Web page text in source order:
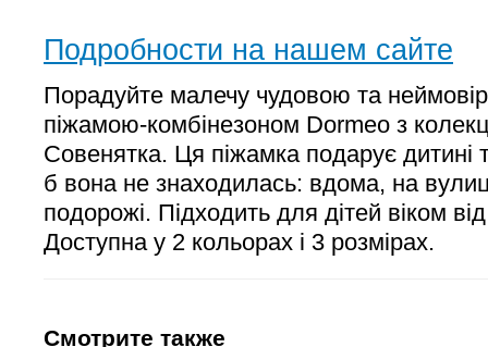
Подробности на нашем сайте
Порадуйте малечу чудовою та
піжамою-комбінезоном Dormeo з
Совенятка. Ця піжамка подарує
б вона не знаходилась: вдома, на
подорожі. Підходить для дітей віком
Доступна у 2 кольорах і 3 розмірах.
Смотрите также